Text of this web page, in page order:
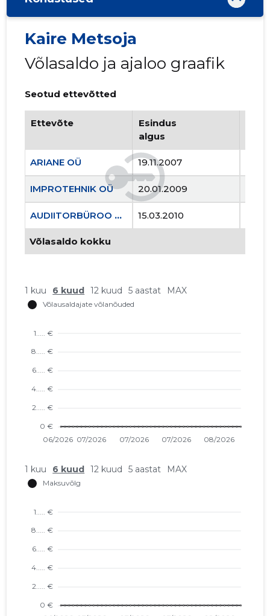
Kaire Metsoja
Võlasaldo ja ajaloo graafik
Seotud ettevõtted
Ettevõte
Esindus
algus
ARIANE OÜ 19.11.2007
IMPROTEHNIK OÜ 20.01.2009
AUDIITORBÜROO RKT OÜ 15.03.2010
Võlasaldo kokku
1 kuu 6 kuud 12 kuud 5 aastat MAX
1 kuu 6 kuud 12 kuud 5 aastat MAX